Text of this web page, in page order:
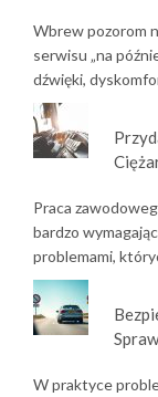
Wbrew pozorom
serwisu „na
dźwięki,
Praca
bardzo
problemami,
W praktyce